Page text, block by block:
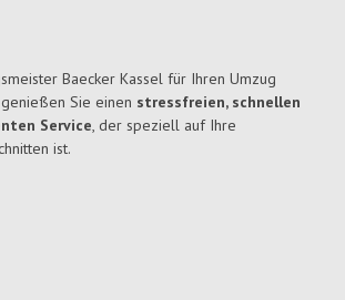
Baecker Kassel für Ihren Umzug
Sie einen stressfreien, schnellen
Service, der speziell auf Ihre
ist.